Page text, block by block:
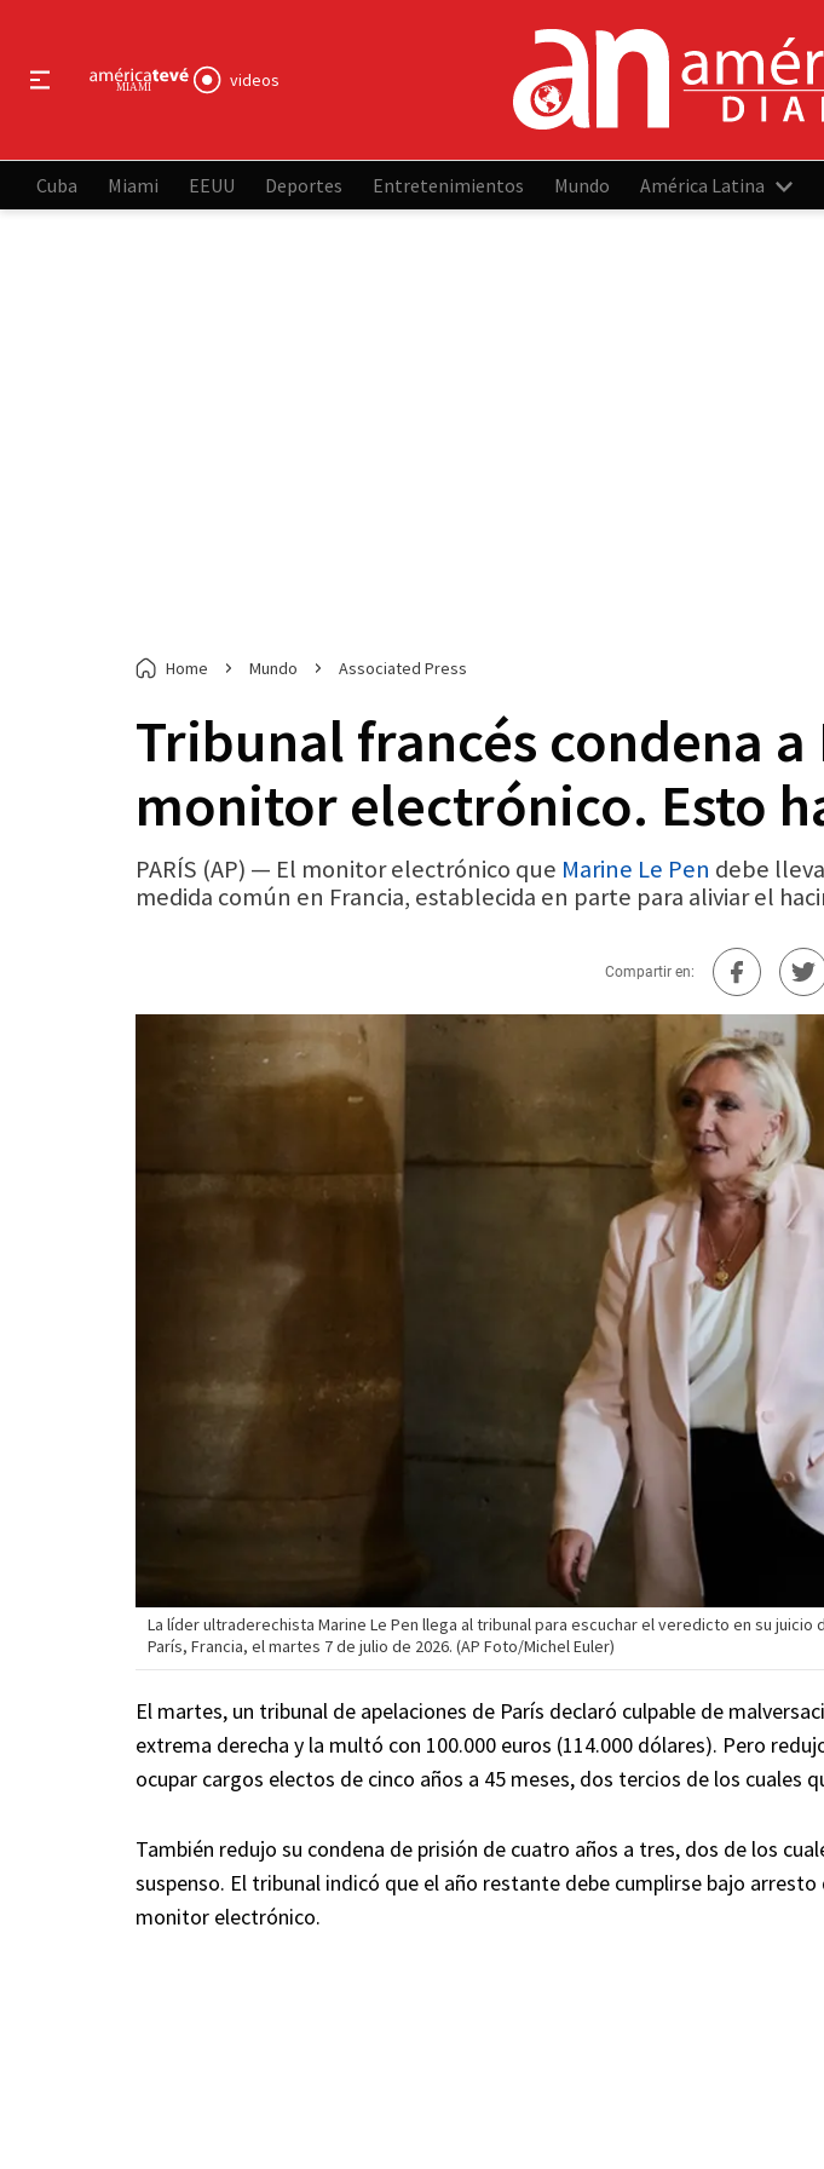
videos
Cuba Miami EEUU Deportes Entretenimientos Mundo América Latina
Home Mundo Associated Press
Tribunal francés condena
monitor electrónico. Esto
PARÍS (AP) — El monitor electrónico que Marine Le Pen debe
medida común en Francia, establecida en parte para aliviar el
Compartir en:
La líder ultraderechista Marine Le Pen llega al tribunal para escuchar el veredicto en su juicio
París, Francia, el martes 7 de julio de 2026. (AP Foto/Michel Euler)
El martes, un tribunal de apelaciones de París declaró culpable de
extrema derecha y la multó con 100.000 euros (114.000 dólares). Pero
ocupar cargos electos de cinco años a 45 meses, dos tercios de los cuales
También redujo su condena de prisión de cuatro años a tres, dos de los
suspenso. El tribunal indicó que el año restante debe cumplirse bajo
monitor electrónico.